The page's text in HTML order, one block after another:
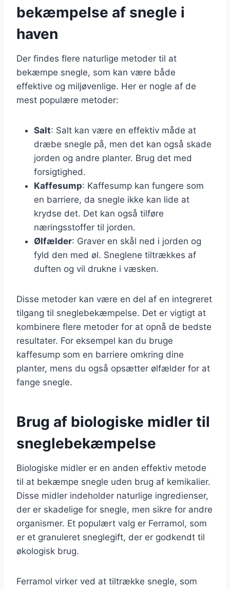
bekæmpelse af snegle i
haven
Der findes flere naturlige metoder til at
bekæmpe snegle, som kan være både
effektive og miljøvenlige. Her er nogle af de
mest populære metoder:
Salt: Salt kan være en effektiv måde at
dræbe snegle på, men det kan også skade
jorden og andre planter. Brug det med
forsigtighed.
Kaffesump: Kaffesump kan fungere som
en barriere, da snegle ikke kan lide at
krydse det. Det kan også tilføre
næringsstoffer til jorden.
Ølfælder: Graver en skål ned i jorden og
fyld den med øl. Sneglene tiltrækkes af
duften og vil drukne i væsken.
Disse metoder kan være en del af en integreret
tilgang til sneglebekæmpelse. Det er vigtigt at
kombinere flere metoder for at opnå de bedste
resultater. For eksempel kan du bruge
kaffesump som en barriere omkring dine
planter, mens du også opsætter ølfælder for at
fange snegle.
Brug af biologiske midler til
sneglebekæmpelse
Biologiske midler er en anden effektiv metode
til at bekæmpe snegle uden brug af kemikalier.
Disse midler indeholder naturlige ingredienser,
der er skadelige for snegle, men sikre for andre
organismer. Et populært valg er Ferramol, som
er et granuleret sneglegift, der er godkendt til
økologisk brug.
Ferramol virker ved at tiltrække snegle, som